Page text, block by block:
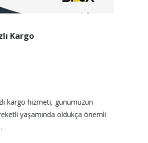
Kargo
kargo hizmeti, günümüzün
yaşamında oldukça önemli